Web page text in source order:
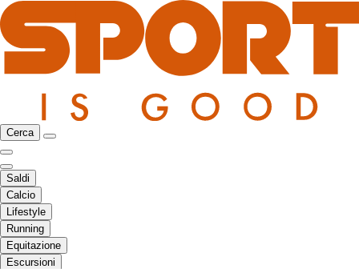
Cerca
Saldi
Calcio
Lifestyle
Running
Equitazione
Escursioni